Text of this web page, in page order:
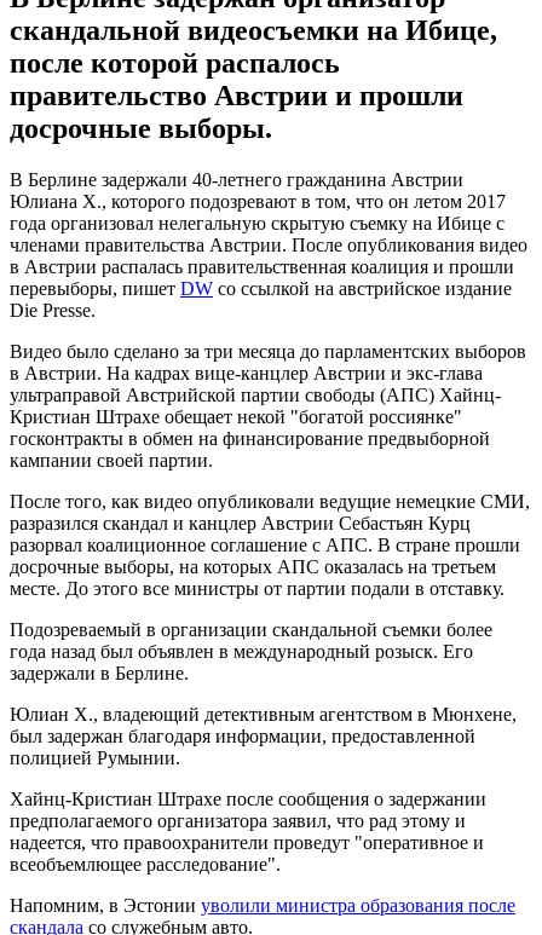
скандальной видеосъемки на Ибице,
после которой распалось
правительство Австрии и прошли
досрочные выборы.
В Берлине задержали 40-летнего гражданина Австрии
Юлиана Х., которого подозревают в том, что он летом 2017
года организовал нелегальную скрытую съемку на Ибице с
членами правительства Австрии. После опубликования видео
в Австрии распалась правительственная коалиция и прошли
перевыборы, пишет DW со ссылкой на австрийское издание
Die Presse.
Видео было сделано за три месяца до парламентских выборов
в Австрии. На кадрах вице-канцлер Австрии и экс-глава
ультраправой Австрийской партии свободы (АПС) Хайнц-
Кристиан Штрахе обещает некой "богатой россиянке"
госконтракты в обмен на финансирование предвыборной
кампании своей партии.
После того, как видео опубликовали ведущие немецкие СМИ,
разразился скандал и канцлер Австрии Себастьян Курц
разорвал коалиционное соглашение с АПС. В стране прошли
досрочные выборы, на которых АПС оказалась на третьем
месте. До этого все министры от партии подали в отставку.
Подозреваемый в организации скандальной съемки более
года назад был объявлен в международный розыск. Его
задержали в Берлине.
Юлиан Х., владеющий детективным агентством в Мюнхене,
был задержан благодаря информации, предоставленной
полицией Румынии.
Хайнц-Кристиан Штрахе после сообщения о задержании
предполагаемого организатора заявил, что рад этому и
надеется, что правоохранители проведут "оперативное и
всеобъемлющее расследование".
Напомним, в Эстонии уволили министра образования после
скандала со служебным авто.